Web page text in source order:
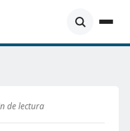
de lectura